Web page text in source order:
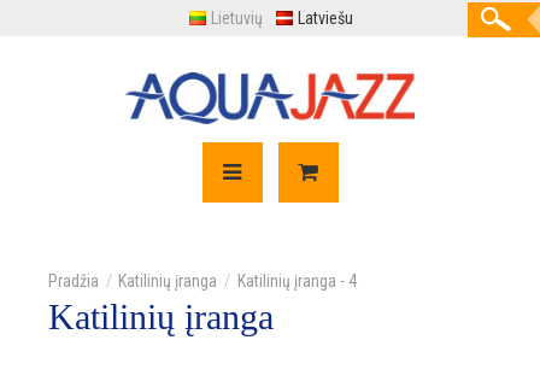
Lietuvių Latviešu
Katilinių įranga Katilinių įranga - 4
Katilinių įranga